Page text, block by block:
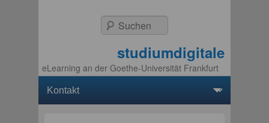
studiumdigitale
eLearning an der Goethe-Universität Frankfurt
Suchen